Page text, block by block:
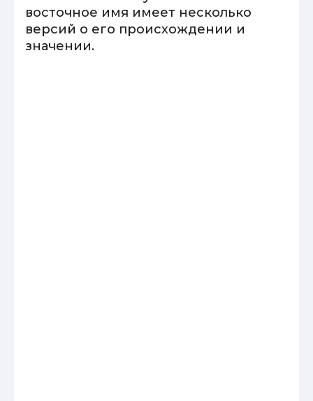
восточное имя имеет несколько
версий о его происхождении и
значении.